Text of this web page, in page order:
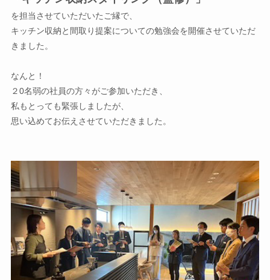
を担当させていただいたご縁で、
キッチン収納と間取り提案についての勉強会を開催させていただ
きました。
なんと！
２0名弱の社員の方々がご参加いただき、
私もとっても緊張しましたが、
思い込めてお伝えさせていただきました。